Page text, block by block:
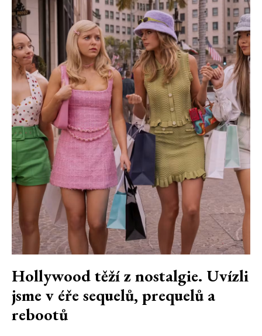
Hollywood těží z nostalgie. Uvízli
jsme v éře sequelů, prequelů a
rebootů